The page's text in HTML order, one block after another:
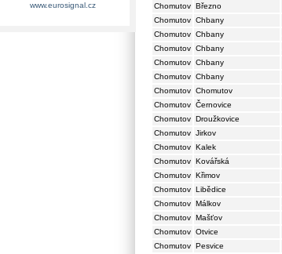
Chomutov Březno
Chomutov Chbany
Chomutov Chbany
Chomutov Chbany
Chomutov Chbany
Chomutov Chbany
Chomutov Chomutov
Chomutov Černovice
Chomutov Droužkovice
Chomutov Jirkov
Chomutov Kalek
Chomutov Kovářská
Chomutov Křimov
Chomutov Libědice
Chomutov Málkov
Chomutov Mašťov
Chomutov Otvice
Chomutov Pesvice
www.eurosignal.cz